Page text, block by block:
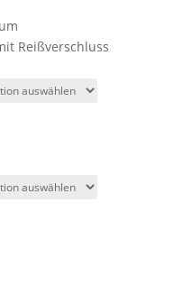
Reißverschluss